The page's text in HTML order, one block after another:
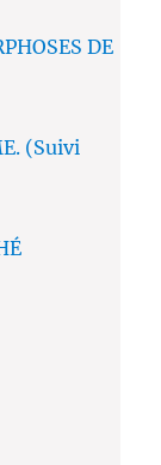
DE
(Suivi